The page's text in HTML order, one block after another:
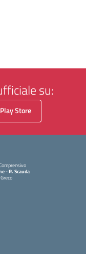
su:
Play Store
- R. Scauda